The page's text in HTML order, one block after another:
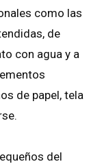
como las
de
con agua y a
de papel, tela
del